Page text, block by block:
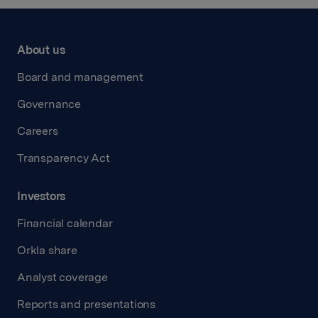
About us
Board and management
Governance
Careers
Transparency Act
Investors
Financial calendar
Orkla share
Analyst coverage
Reports and presentations